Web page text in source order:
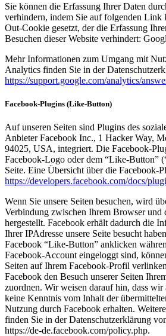
Sie können die Erfassung Ihrer Daten
verhindern, indem Sie auf folgenden
Out-Cookie gesetzt, der die Erfassung
Besuchen dieser Website verhindert:
Mehr Informationen zum Umgang mit
Analytics finden Sie in der
https://support.google.com/analytics/
Facebook-Plugins (Like-Button)
Auf unseren Seiten sind Plugins des
Anbieter Facebook Inc., 1 Hacker Way,
94025, USA, integriert. Die Facebook-
Facebook-Logo oder dem “Like-Button”
Seite. Eine Übersicht über die Facebook-
https://developers.facebook.com/docs/
Wenn Sie unsere Seiten besuchen, wird
Verbindung zwischen Ihrem Browser und
hergestellt. Facebook erhält dadurch die
Ihrer IPAdresse unsere Seite besucht
Facebook “Like-Button” anklicken
Facebook-Account eingeloggt sind,
Seiten auf Ihrem Facebook-Profil
Facebook den Besuch unserer Seiten
zuordnen. Wir weisen darauf hin, dass wir
keine Kenntnis vom Inhalt der
Nutzung durch Facebook erhalten.
finden Sie in der Datenschutzerklärung
https://de-de.facebook.com/policy.php.